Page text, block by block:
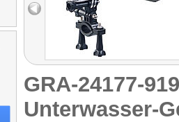
GRA-24177-
Unterwasser-